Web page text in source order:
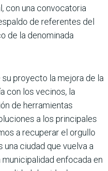
con una convocatoria
de referentes del
de la denominada
proyecto la mejora de la
con los vecinos, la
de herramientas
a los principales
a recuperar el orgullo
una ciudad que vuelva a
enfocada en